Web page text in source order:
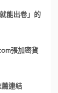
能出卷」的
張加密貨
薦連結